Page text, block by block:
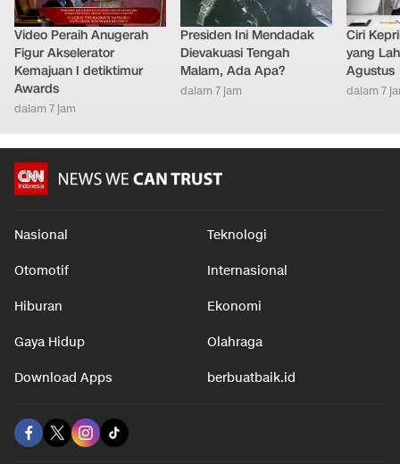
Video Peraih Anugerah
Figur Akselerator
Kemajuan I detiktimur
Awards
dalam 7 jam
Presiden Ini Mendadak
Dievakuasi Tengah
Malam, Ada Apa?
dalam 7 jam
Ciri
yang
Agustus
dalam 7
Nasional Teknologi
Otomotif Internasional
Hiburan Ekonomi
Gaya Hidup Olahraga
Download Apps berbuatbaik.id